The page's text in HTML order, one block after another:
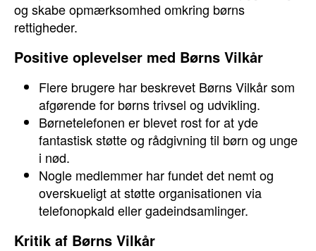
og skabe opmærksomhed omkring børns
rettigheder.
Positive oplevelser med Børns Vilkår
Flere brugere har beskrevet Børns Vilkår som
afgørende for børns trivsel og udvikling.
Børnetelefonen er blevet rost for at yde
fantastisk støtte og rådgivning til børn og unge
i nød.
Nogle medlemmer har fundet det nemt og
overskueligt at støtte organisationen via
telefonopkald eller gadeindsamlinger.
Kritik af Børns Vilkår